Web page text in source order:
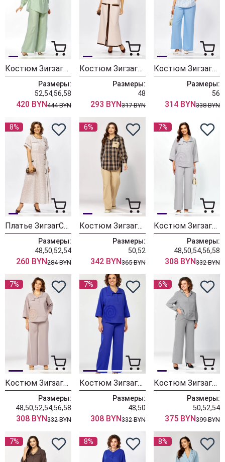
Костюм ЗигзагСтиль 634 зеленый
Размеры:
52,54,56,58
420 BYN444 BYN
Костюм ЗигзагСтиль 635
Размеры:
48
293 BYN317 BYN
Костюм ЗигзагСтиль 559-3 цветы
Размеры:
56
314 BYN338 BYN
8%
Платье ЗигзагСтиль 633
Размеры:
48,50,52,54
260 BYN284 BYN
6%
Костюм ЗигзагСтиль 632
Размеры:
50,52
342 BYN365 BYN
7%
Костюм ЗигзагСтиль 559-2 светло-серый
Размеры:
48,50,54,56,58
308 BYN332 BYN
7%
Костюм ЗигзагСтиль 559-2 пудровый
Размеры:
48,50,52,54,56,58
308 BYN332 BYN
7%
Костюм ЗигзагСтиль 559-2 василек
Размеры:
48,50
308 BYN332 BYN
6%
Костюм ЗигзагСтиль 627 елочка
Размеры:
50,52,54
375 BYN399 BYN
7% 8% 8%